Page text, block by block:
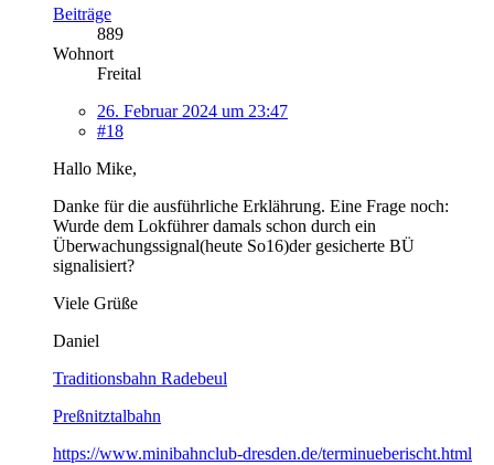
Beiträge
889
Wohnort
Freital
26. Februar 2024 um 23:47
#18
Hallo Mike,
Danke für die ausführliche Erklährung. Eine Frage noch:
Wurde dem Lokführer damals schon durch ein
Überwachungssignal(heute So16)der gesicherte BÜ
signalisiert?
Viele Grüße
Daniel
Traditionsbahn Radebeul
Preßnitztalbahn
https://www.minibahnclub-dresden.de/terminueberischt.html